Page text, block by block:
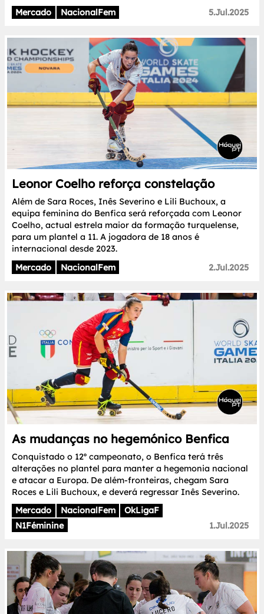
Mercado
NacionalFem 5.Jul.2025
Leonor Coelho reforça constelação
Além de Sara Roces, Inês Severino e Lili Buchoux, a
equipa feminina do Benfica será reforçada com Leonor
Coelho, actual estrela maior da formação turquelense,
para um plantel a 11. A jogadora de 18 anos é
internacional desde 2023.
Mercado
NacionalFem 2.Jul.2025
As mudanças no hegemónico Benfica
Conquistado o 12º campeonato, o Benfica terá três
alterações no plantel para manter a hegemonia nacional
e atacar a Europa. De além-fronteiras, chegam Sara
Roces e Lili Buchoux, e deverá regressar Inês Severino.
Mercado
NacionalFem
OkLigaF
N1Féminine
1.Jul.2025